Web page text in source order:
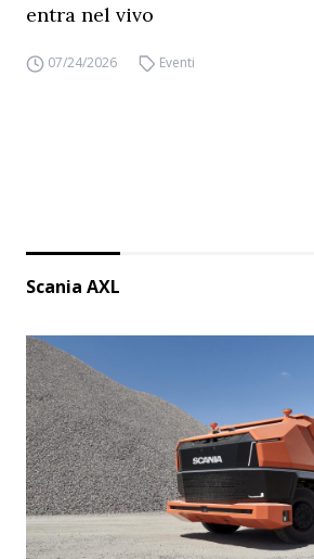
entra nel vivo
07/24/2026 Eventi
Scania AXL